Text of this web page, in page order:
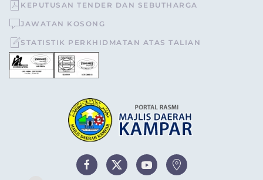
KEPUTUSAN TENDER DAN SEBUTHARGA
JAWATAN KOSONG
STATISTIK PERKHIDMATAN ATAS TALIAN